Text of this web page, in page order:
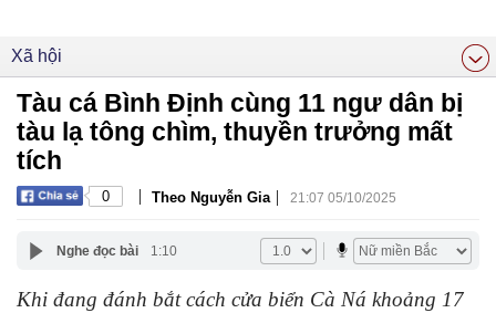
Xã hội
Tàu cá Bình Định cùng 11 ngư dân bị
tàu lạ tông chìm, thuyền trưởng mất
tích
0 | Theo Nguyễn Gia | 21:07 05/10/2025
Nghe đọc bài 1:10
Khi đang đánh bắt cách cửa biển Cà Ná khoảng 17